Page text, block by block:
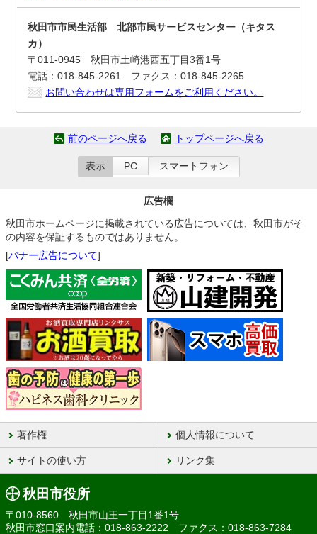
秋田市市民生活部 北部市民サービスセンター（キタス
カ）
〒011-0945 秋田市土崎港西五丁目3番1号
電話：018-845-2261 ファクス：018-845-2265
お問い合わせは専用フォームをご利用ください。
前のページへ戻る トップページへ戻る
表示 PC スマートフォン
広告欄
秋田市ホームページに掲載されている広告については、秋田市がそ
の内容を保証するものではありません。
[バナー広告について]
著作権 個人情報について
サイトの使い方 リンク集
秋田市役所
〒010-8560 秋田市山王一丁目1番1号
秋田市窓口案内電話：018-863-2222 ファクス：018-863-7284